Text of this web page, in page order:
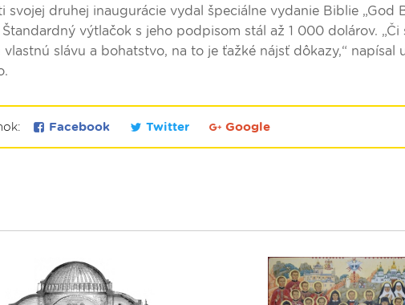
druhej inaugurácie vydal špeciálne vydanie Biblie „God
výtlačok s jeho podpisom stál až 1 000 dolárov. „Či
slávu a bohatstvo, na to je ťažké nájsť dôkazy,“ napísal
Facebook Twitter Google